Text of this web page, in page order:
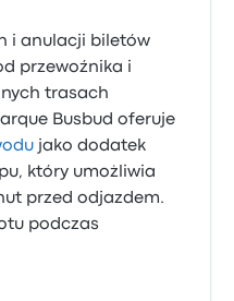
i anulacji biletów
przewoźnika i
trasach
Busbud oferuje
jako dodatek
który umożliwia
przed odjazdem.
podczas